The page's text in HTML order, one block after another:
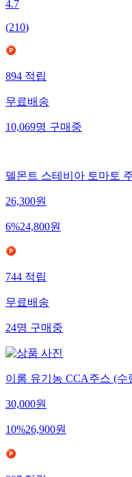
4.7
(210)
894적립
무료배송
10,069명구매중
델몬트 스테비아 토마토
26,300원
6%24,800원
744적립
무료배송
24명구매중
이롬 유기농 CCA주스 (수
30,000원
10%26,900원